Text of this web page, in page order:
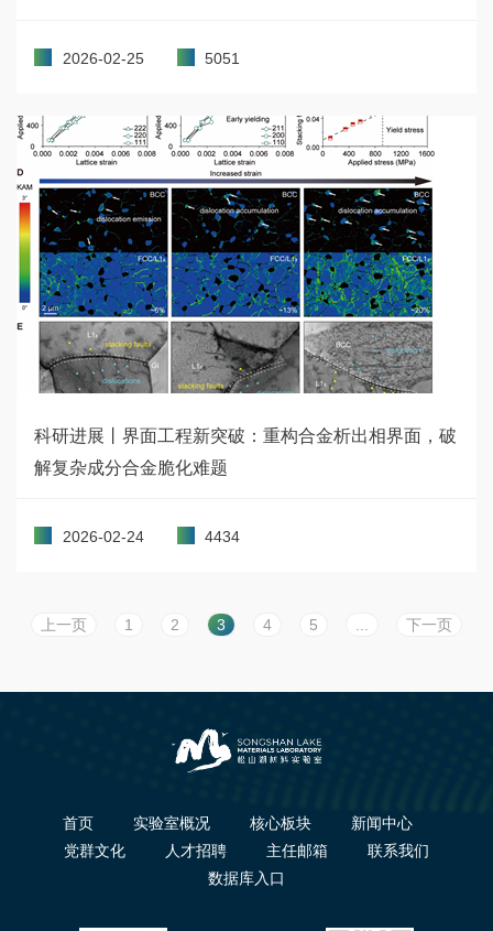
2026-02-25 5051
科研进展丨界面工程新突破：重构合金析出相界面，破
解复杂成分合金脆化难题
2026-02-24 4434
上一页 1 2 3 4 5 下一页
首页 实验室概况 核心板块
新闻中心
党群文化
人才招聘 主任邮箱
联系我们
数据库入口